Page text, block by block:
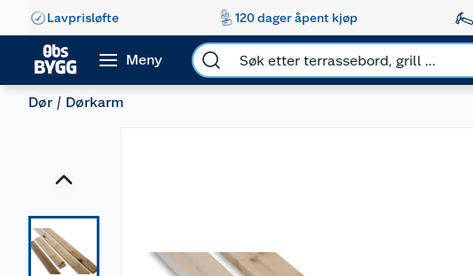
Lavprisløfte 120 dager åpent kjøp
Meny
Dør Dørkarm